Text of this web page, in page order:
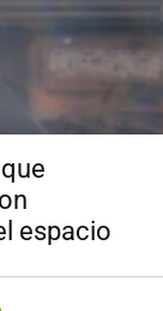
espacio